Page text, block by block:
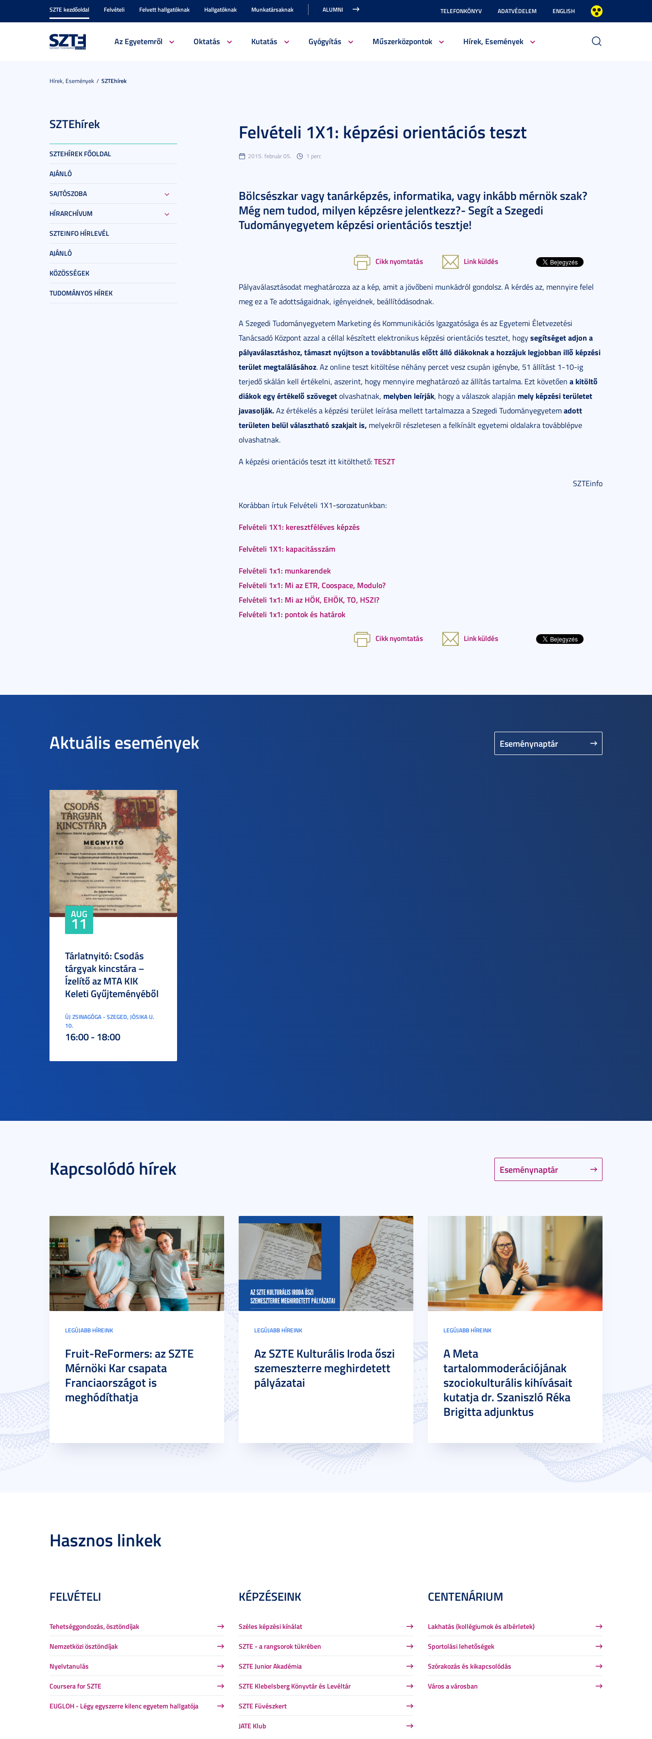
SZTE kezdőoldal Felvételi Felvett hallgatóknak Hallgatóknak Munkatársaknak ALUMNI TELEFONKÖNYV ADATVÉDELEM ENGLISH
Az Egyetemről Oktatás Kutatás Gyógyítás Műszerközpontok Hírek, Események
Hírek, Események SZTEhírek
SZTEhírek
SZTEHÍREK FŐOLDAL
AJÁNLÓ
SAJTÓSZOBA
HÍRARCHÍVUM
SZTEINFO HÍRLEVÉL
AJÁNLÓ
KÖZÖSSÉGEK
TUDOMÁNYOS HÍREK
Felvételi 1X1: képzési orientációs teszt
2015. február 05. 1 perc
Bölcsészkar vagy tanárképzés, informatika, vagy inkább mérnök szak?
Még nem tudod, milyen képzésre jelentkezz?- Segít a Szegedi
Tudományegyetem képzési orientációs tesztje!
Cikk nyomtatás Link küldés
Pályaválasztásodat meghatározza az a kép, amit a jövőbeni munkádról gondolsz. A kérdés az, mennyire felel
meg ez a Te adottságaidnak, igényeidnek, beállítódásodnak.
A Szegedi Tudományegyetem Marketing és Kommunikációs Igazgatósága és az Egyetemi Életvezetési
Tanácsadó Központ azzal a céllal készített elektronikus képzési orientációs tesztet, hogysegítséget adjon a
pályaválasztáshoz, támaszt nyújtson a továbbtanulás előtt álló diákoknak a hozzájuk legjobban illő képzési
terület megtalálásához. Az online teszt kitöltése néhány percet vesz csupán igénybe, 51 állítást 1-10-ig
terjedő skálán kell értékelni, aszerint, hogy mennyire meghatározó az állítás tartalma. Ezt követően a kitöltő
diákok egyértékelő szövegetolvashatnak, melyben leírják, hogy a válaszok alapján mely képzési területet
javasolják.Az értékelés a képzési terület leírása mellett tartalmazza a Szegedi Tudományegyetemadott
területen belül választható szakjait is, melyekről részletesen a felkínált egyetemi oldalakra továbblépve
olvashatnak.
A képzési orientációs teszt itt kitölthető:TESZT
SZTEinfo
Korábban írtuk Felvételi 1X1-sorozatunkban:
Felvételi 1X1: keresztféléves képzés
Felvételi 1X1: kapacitásszám
Felvételi 1x1: munkarendek
Felvételi 1x1: Mi az ETR, Coospace, Modulo?
Felvételi 1x1: Mi az HÖK, EHÖK, TO, HSZI?
Felvételi 1x1: pontok és határok
Cikk nyomtatás Link küldés
Aktuális események Eseménynaptár
AUG
11
Tárlatnyitó: Csodás
tárgyak kincstára –
Ízelítő az MTA KIK
Keleti Gyűjteményéből
ÚJ ZSINAGÓGA - SZEGED, JÓSIKA U.
10.
16:00 - 18:00
Kapcsolódó hírek Eseménynaptár
LEGÚJABB HÍREINK
Fruit-ReFormers: az SZTE
Mérnöki Kar csapata
Franciaországot is
meghódíthatja
LEGÚJABB HÍREINK
Az SZTE Kulturális Iroda őszi
szemeszterre meghirdetett
pályázatai
LEGÚJABB HÍREINK
A Meta
tartalommoderációjának
szociokulturális kihívásait
kutatja dr. Szaniszló Réka
Brigitta adjunktus
Hasznos linkek
FELVÉTELI
Tehetséggondozás, ösztöndíjak
Nemzetközi ösztöndíjak
Nyelvtanulás
Coursera for SZTE
EUGLOH - Légy egyszerre kilenc egyetem hallgatója
KÉPZÉSEINK
Széles képzési kínálat
SZTE - a rangsorok tükrében
SZTE Junior Akadémia
SZTE Klebelsberg Könyvtár és Levéltár
SZTE Füvészkert
JATE Klub
CENTENÁRIUM
Lakhatás (kollégiumok és albérletek)
Sportolási lehetőségek
Szórakozás és kikapcsolódás
Város a városban